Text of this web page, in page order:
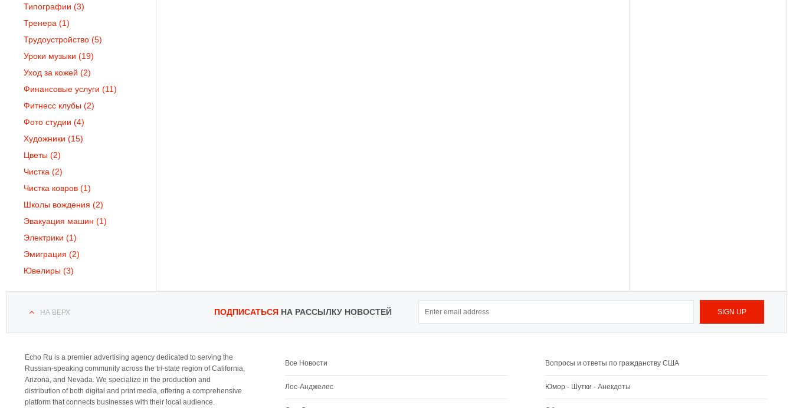
Типографии (3)
Тренера (1)
Трудоустройство (5)
Уроки музыки (19)
Уход за кожей (2)
Финансовые услуги (11)
Фитнесс клубы (2)
Фото студии (4)
Художники (15)
Цветы (2)
Чистка (2)
Чистка ковров (1)
Школы вождения (2)
Эвакуация машин (1)
Электрики (1)
Эмиграция (2)
Ювелиры (3)
НА ВЕРХ ПОДПИСАТЬСЯНА РАССЫЛКУ НОВОСТЕЙ
Echo Ru is a premier advertising agency dedicated to serving the
Russian-speaking community across the tri-state region of California,
Arizona, and Nevada. We specialize in the production and
distribution of both digital and print media, offering a comprehensive
platform that connects businesses with their local audience.
Все Новости
Лос-Анджелес
Вопросы и ответы по гражданству США
Юмор - Шутки - Анекдоты